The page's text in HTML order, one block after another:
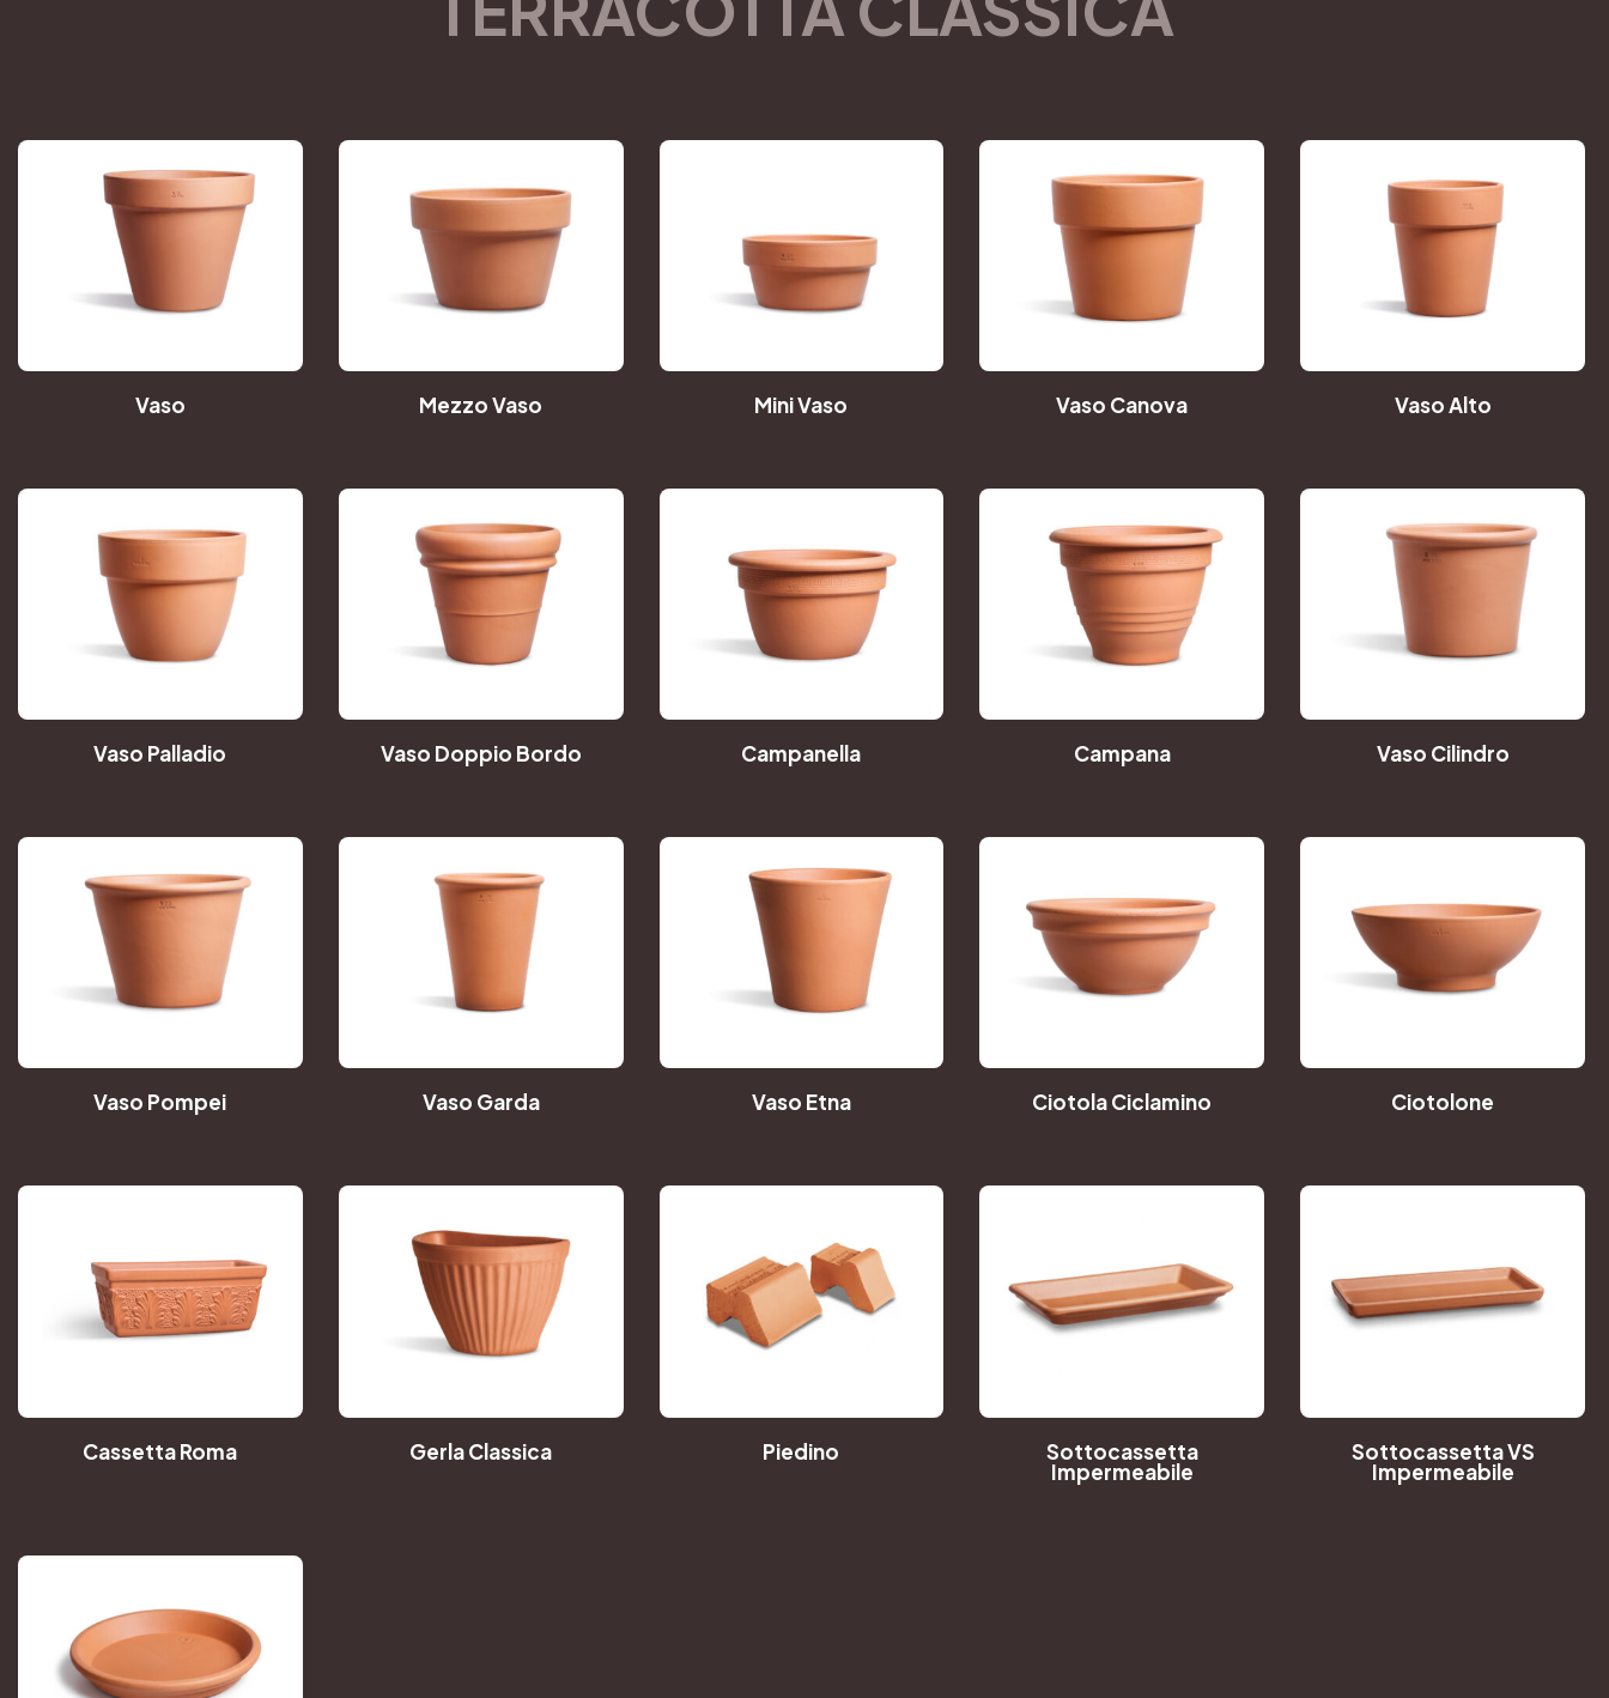
Vaso Mezzo Vaso Mini Vaso Vaso Canova Vaso Alto
Vaso Palladio Vaso Doppio Bordo Campanella Campana Vaso Cilindro
Vaso Pompei Vaso Garda Vaso Etna Ciotola Ciclamino Ciotolone
Cassetta Roma Gerla Classica Piedino Sottocassetta
Impermeabile
Sottocassetta VS
Impermeabile